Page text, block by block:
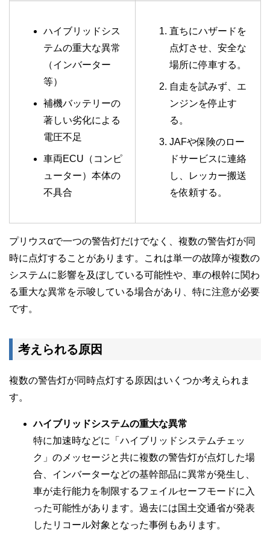
ハイブリッドシス
テムの重大な異常
（インバーター
等）
補機バッテリーの
著しい劣化による
電圧不足
車両ECU（コンピ
ューター）本体の
不具合
直ちにハザードを
点灯させ、安全な
場所に停車する。
自走を試みず、エ
ンジンを停止す
る。
JAFや保険のロー
ドサービスに連絡
し、レッカー搬送
を依頼する。
プリウスαで一つの警告灯だけでなく、複数の警告灯が同
時に点灯することがあります。これは単一の故障が複数の
システムに影響を及ぼしている可能性や、車の根幹に関わ
る重大な異常を示唆している場合があり、特に注意が必要
です。
考えられる原因
複数の警告灯が同時点灯する原因はいくつか考えられま
す。
ハイブリッドシステムの重大な異常
特に加速時などに「ハイブリッドシステムチェッ
ク」のメッセージと共に複数の警告灯が点灯した場
合、インバーターなどの基幹部品に異常が発生し、
車が走行能力を制限するフェイルセーフモードに入
った可能性があります。過去には国土交通省が発表
したリコール対象となった事例もあります。